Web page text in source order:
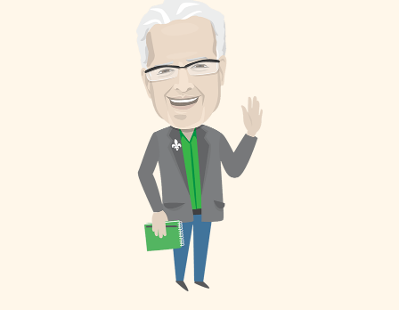
des humains. Alors qu’en 2003,
population australienne avait
déjà subi une infestation de
morpions, de nos jours, les
médecins en aperçoivent très
rarement chez leurs patients.
fulgurant déclin? Comme […]
précieuse de leur professeur
Mounir Ferrag. Le musée sur
l’environnement qui s’est
installé dans l’ancien pavillon
américain de l’Expo 67 donne
de plus en plus de conférences
dans les écoles. Public réceptif
Pour le conférencier François
Pelletier, les jeunes sont une
cible importante pour faire
passer un message écologique:
«C’est un public réceptif.
Aujourd’hui les jeunes